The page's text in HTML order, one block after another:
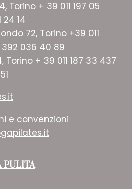
Torino + 39 011 197 05
24 14
72, Torino +39 011
036 40 89
+ 39 011 187 33 437
e convenzioni
PULITA